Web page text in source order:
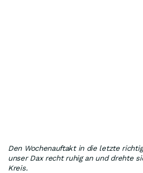
Den Wochenauftakt in die letzte
unser Dax recht ruhig an und drehte
Kreis.